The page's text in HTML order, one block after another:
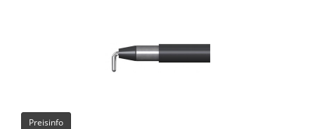
Preisinfo